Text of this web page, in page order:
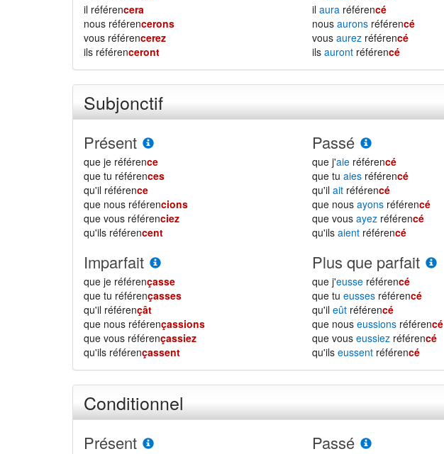
il référencera
nous référencerons
vous référencerez
ils référenceront
ilaura référencé
nousaurons référencé
vousaurez référencé
ilsauront référencé
Subjonctif
Présent
que je référence
que tu références
qu'il référence
que nous référencions
que vous référenciez
qu'ils référencent
Passé
que j'aie référencé
que tuaies référencé
qu'ilait référencé
que nousayons référencé
que vousayez référencé
qu'ilsaient référencé
Imparfait
que je référençasse
que tu référençasses
qu'il référençât
que nous référençassions
que vous référençassiez
qu'ils référençassent
Plus que parfait
que j'eusse référencé
que tueusses référencé
qu'ileût référencé
que nouseussions référencé
que vouseussiez référencé
qu'ilseussent référencé
Conditionnel
Présent Passé